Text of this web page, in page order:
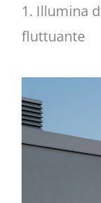
1. Illumina
fluttuante